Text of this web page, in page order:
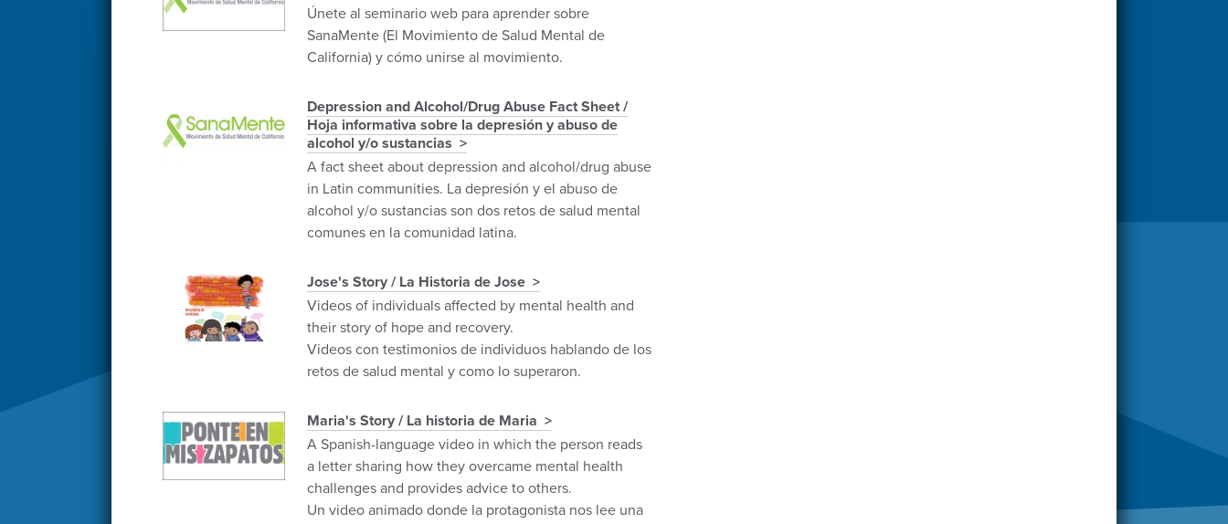
Únete al seminario web para aprender sobre
SanaMente (El Movimiento de Salud Mental de
California) y cómo unirse al movimiento.
Depression and Alcohol/Drug Abuse Fact Sheet /
Hoja informativa sobre la depresión y abuso de
alcohol y/o sustancias
A fact sheet about depression and alcohol/drug abuse
in Latin communities. La depresión y el abuso de
alcohol y/o sustancias son dos retos de salud mental
comunes en la comunidad latina.
Jose's Story / La Historia de Jose
Videos of individuals affected by mental health and
their story of hope and recovery.
Videos con testimonios de individuos hablando de los
retos de salud mental y como lo superaron.
Maria's Story / La historia de Maria
A Spanish-language video in which the person reads
a letter sharing how they overcame mental health
challenges and provides advice to others.
Un video animado donde la protagonista nos lee una